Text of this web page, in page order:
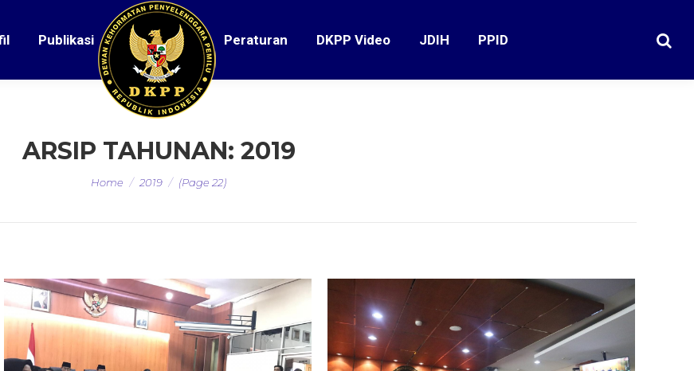
Publikasi Peraturan DKPP Video JDIH PPID
ARSIP TAHUNAN: 2019
You are here:
Home 2019 (Page 22)